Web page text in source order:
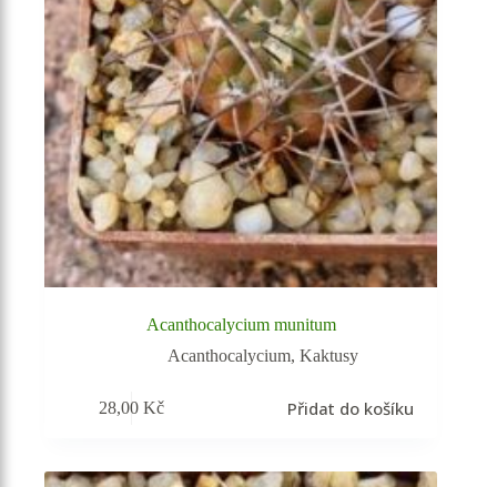
Acanthocalycium munitum
Acanthocalycium,Kaktusy
28,00Kč Přidat do košíku